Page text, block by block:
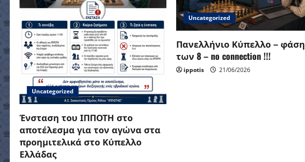
Uncategorized
Ένσταση του ΙΠΠΟΤΗ στο
αποτέλεσμα για τον αγώνα στα
προημιτελικά στο Κύπελλο
Ελλάδας
Uncategorized
Πανελλήνιο Κύπελλο – φάση
των 8 – no connection !!!
ippotis 21/06/2026